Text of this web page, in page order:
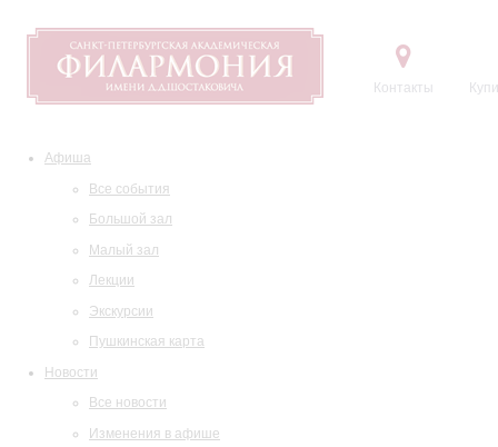
Контакты
Афиша
Все события
Большой зал
Малый зал
Лекции
Экскурсии
Пушкинская карта
Новости
Все новости
Изменения в афише